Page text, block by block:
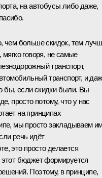
на автобусы либо даже,
чем больше скидок, тем
говоря, не самые
транспорт,
транспорт, и
бы, если скидки были. Вы
просто потому, что у нас
на принципах
мы просто закладываем
речь идёт
это просто делается
этот бюджет формируется
Поэтому, в принципе,